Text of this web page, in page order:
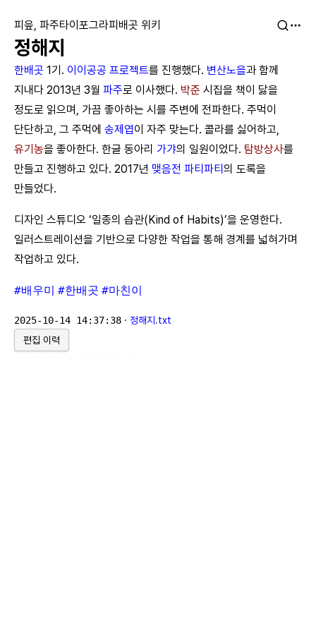
피읖, 파주타이포그라피배곳 위키
정해지
한배곳 1기. 이이공공 프로젝트를 진행했다. 변산노을과 함께
지내다 2013년 3월 파주로 이사했다. 박준 시집을 책이 닳을
정도로 읽으며, 가끔 좋아하는 시를 주변에 전파한다. 주먹이
단단하고, 그 주먹에 송제엽이 자주 맞는다. 콜라를 싫어하고,
유기농을 좋아한다. 한글 동아리 가갸의 일원이었다. 탐방상사를
만들고 진행하고 있다. 2017년 맺음전 파티파티의 도록을
만들었다.
디자인 스튜디오 ‘일종의 습관(Kind of Habits)’을 운영한다.
일러스트레이션을 기반으로 다양한 작업을 통해 경계를 넓혀가며
작업하고 있다.
#배우미 #한배곳 #마친이
2025-10-14 14:37:38 · 정해지.txt
편집 이력